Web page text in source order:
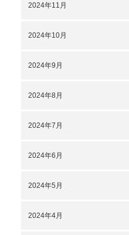
2024年11月
2024年10月
2024年9月
2024年8月
2024年7月
2024年6月
2024年5月
2024年4月